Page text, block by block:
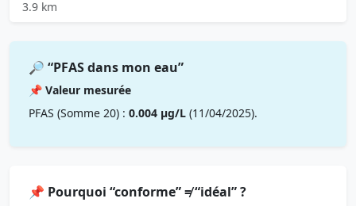
3.9 km
🔎 “PFAS dans mon eau”
📌 Valeur mesurée
PFAS (Somme 20) : 0.004 µg/L (11/04/2025).
📌 Pourquoi “conforme” ≠ “idéal” ?